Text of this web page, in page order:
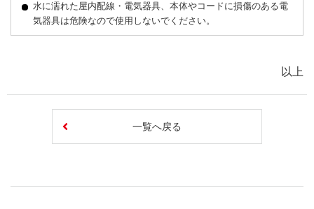
水に濡れた屋内配線・電気器具、本体やコードに損傷のある電
気器具は危険なので使用しないでください。
以上
一覧へ戻る